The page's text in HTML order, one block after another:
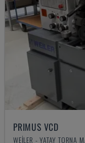
PRIMUS VCD
WEILER - YATAY TORNA